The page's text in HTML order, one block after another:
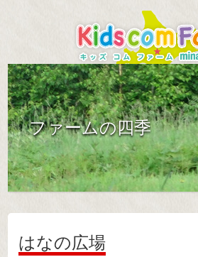
ファームの四季
はなの広場